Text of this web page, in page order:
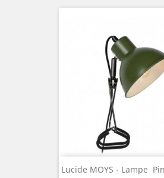
Lucide MOYS - Lampe 